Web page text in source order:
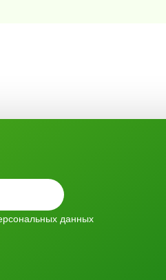
данных